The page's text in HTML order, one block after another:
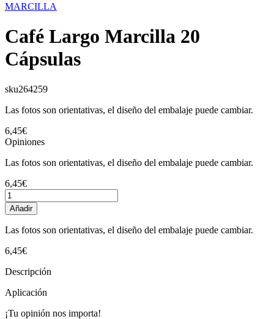
MARCILLA
Café Largo Marcilla 20
Cápsulas
sku264259
Las fotos son orientativas, el diseño del embalaje puede cambiar.
6,45€
Opiniones
Las fotos son orientativas, el diseño del embalaje puede cambiar.
6,45€
Añadir
Las fotos son orientativas, el diseño del embalaje puede cambiar.
6,45€
Descripción
Aplicación
¡Tu opinión nos importa!